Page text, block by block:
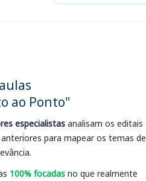
ao Ponto"
especialistas analisam os editais
para mapear os temas de
100% focadas no que realmente